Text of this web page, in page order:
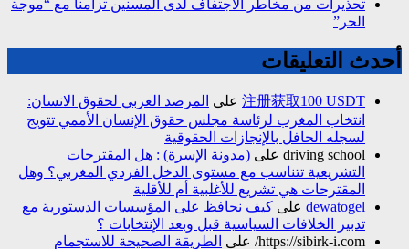
تحذيرات من مخاطر الاجتفاف لدى المسنين تزامناً مع “موجة
الحر”
أحدث التعليقات
注册获取100 USDT على المرصد العربي لحقوق الانسان:
انتخاب المغرب لرئاسة مجلس حقوق الإنسان الأممي تتويج
لسجله الحافل بالإنجازات الحقوقية
driving school على (مدونة الإسرة) : هل المقترحات
التشريعية تتناسب مع مستوى الدخل الفردي المغربي؟ وهل
المقترحات هي تشريع للأغلبية أم للأقلية
dewatogel على كيف نحافظ على المؤسسات الدستورية مع
تدبير الخلافات السياسية قبل وبعد الإنتخابات ؟
https://sibirk-i.com/ على الطريقة الصحيحة للاستجمام